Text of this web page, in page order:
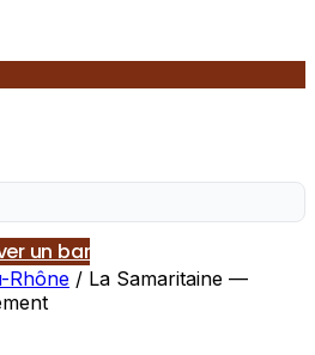
un bar
Rhône / La Samaritaine —